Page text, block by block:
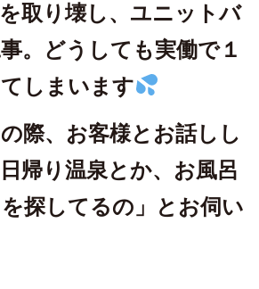
取り壊し、ユニットバ
。どうしても実働で１
しまいます
際、お客様とお話しし
帰り温泉とか、お風呂
探してるの」とお伺い